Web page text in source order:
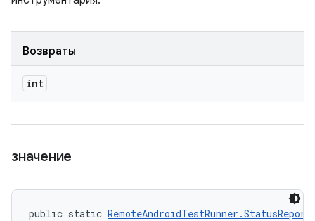
Возвраты
int
значение
public static